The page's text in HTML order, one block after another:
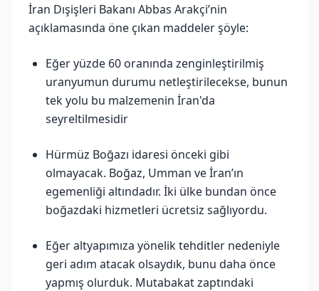
İran Dışişleri Bakanı Abbas Arakçi’nin
açıklamasında öne çıkan maddeler şöyle:
Eğer yüzde 60 oranında zenginleştirilmiş
uranyumun durumu netleştirilecekse, bunun
tek yolu bu malzemenin İran'da
seyreltilmesidir
Hürmüz Boğazı idaresi önceki gibi
olmayacak. Boğaz, Umman ve İran’ın
egemenliği altındadır. İki ülke bundan önce
boğazdaki hizmetleri ücretsiz sağlıyordu.
Eğer altyapımıza yönelik tehditler nedeniyle
geri adım atacak olsaydık, bunu daha önce
yapmış olurduk. Mutabakat zaptındaki